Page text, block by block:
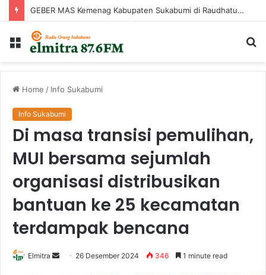
GEBER MAS Kemenag Kabupaten Sukabumi di Raudhatul Irfan
Menu
Home / Info Sukabumi
Info Sukabumi
Di masa transisi pemulihan,
MUI bersama sejumlah
organisasi distribusikan
bantuan ke 25 kecamatan
terdampak bencana
Elmitra
Send 26 Desember 2024 346 1 minute read